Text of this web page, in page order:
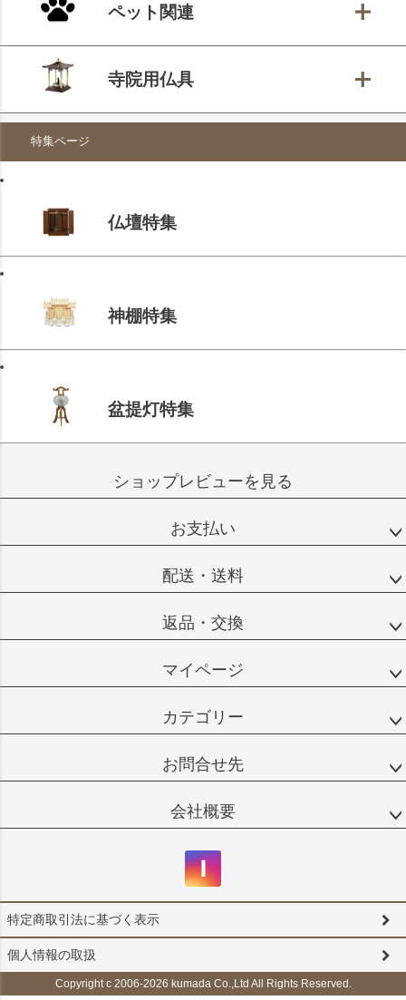
ペット関連
寺院用仏具
特集ページ
仏壇特集
神棚特集
盆提灯特集
ショップレビューを見る
お支払い
配送・送料
返品・交換
マイページ
カテゴリー
お問合せ先
会社概要
特定商取引法に基づく表示
個人情報の取扱
Copyright c 2006-2026 kumada Co.,Ltd All Rights Reserved.